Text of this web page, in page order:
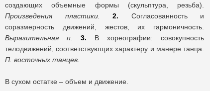
создающих объемные формы (скульптура, резьба).
Произведения пластики. 2. Согласованность и
соразмерность движений, жестов, их гармоничность.
Выразительная п. 3. В хореографии: совокупность
телодвижений, соответствующих характеру и манере танца.
П. восточных танцев.
В сухом остатке – объем и движение.